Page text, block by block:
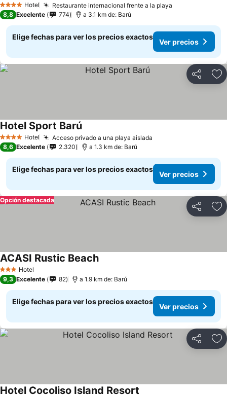
4 EstrellasHotel Restaurante internacional frente a la playa
8,8 Excelente 774 a 3.1 km de: Barú
Elige fechas para ver los precios exactos
Ver precios
Compartir
4 EstrellasHotel Acceso privado a una playa aislada
Hotel Sport BarúVer precios
8,6 Excelente 2.320 a 1.3 km de: Barú
Elige fechas para ver los precios exactos
Ver precios
Compartir
Opción destacada
3 Estrellas
Hotel
ACASI Rustic BeachVer precios
9,3 Excelente 82 a 1.9 km de: Barú
Elige fechas para ver los precios exactos
Ver precios
Compartir
Hotel Cocoliso Island Resort